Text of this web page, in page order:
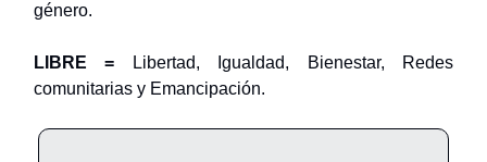
género.
LIBRE = Libertad, Igualdad, Bienestar, Redes
comunitarias y Emancipación.